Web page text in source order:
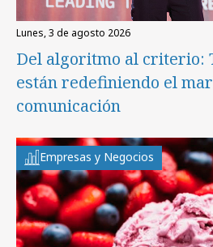
lunes, 3 de agosto 2026
Del algoritmo al criterio:
están redefiniendo el
comunicación
Empresas y Negocios